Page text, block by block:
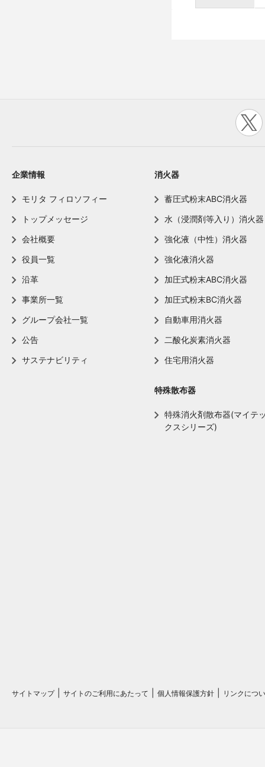
企業情報
モリタ フィロソフィー
トップメッセージ
会社概要
役員一覧
沿革
事業所一覧
グループ会社一覧
公告
サステナビリティ
消火器
蓄圧式粉末ABC消火器
水（浸潤剤等入り）消火器
強化液（中性）消火器
強化液消火器
加圧式粉末ABC消火器
加圧式粉末BC消火器
自動車用消火器
二酸化炭素消火器
住宅用消火器
特殊散布器
特殊消火剤散布器(マイテ
クスシリーズ)
サイトマップ サイトのご利用にあたって 個人情報保護方針 リンクにつ